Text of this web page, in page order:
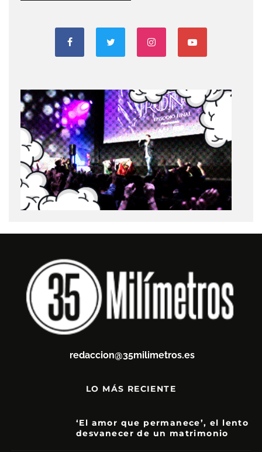
redaccion@35milimetros.es
LO MÁS RECIENTE
‘El amor que permanece’, el lento
desvanecer de un matrimonio